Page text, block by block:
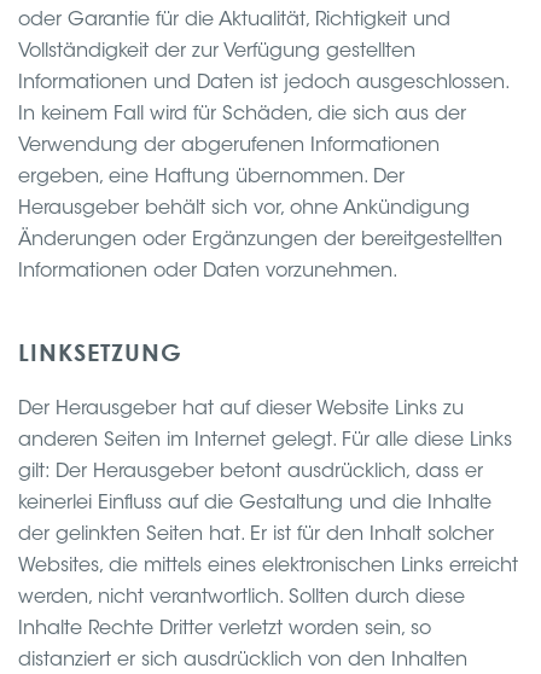
oder Garantie für die Aktualität, Richtigkeit und
Vollständigkeit der zur Verfügung gestellten
Informationen und Daten ist jedoch ausgeschlossen.
In keinem Fall wird für Schäden, die sich aus der
Verwendung der abgerufenen Informationen
ergeben, eine Haftung übernommen. Der
Herausgeber behält sich vor, ohne Ankündigung
Änderungen oder Ergänzungen der bereitgestellten
Informationen oder Daten vorzunehmen.
LINKSETZUNG
Der Herausgeber hat auf dieser Website Links zu
anderen Seiten im Internet gelegt. Für alle diese Links
gilt: Der Herausgeber betont ausdrücklich, dass er
keinerlei Einfluss auf die Gestaltung und die Inhalte
der gelinkten Seiten hat. Er ist für den Inhalt solcher
Websites, die mittels eines elektronischen Links erreicht
werden, nicht verantwortlich. Sollten durch diese
Inhalte Rechte Dritter verletzt worden sein, so
distanziert er sich ausdrücklich von den Inhalten